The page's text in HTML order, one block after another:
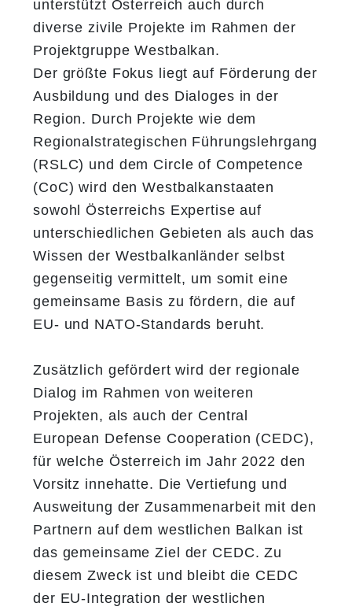
unterstützt Österreich auch durch
diverse zivile Projekte im Rahmen der
Projektgruppe Westbalkan.
Der größte Fokus liegt auf Förderung der
Ausbildung und des Dialoges in der
Region. Durch Projekte wie dem
Regionalstrategischen Führungslehrgang
(RSLC) und dem Circle of Competence
(CoC) wird den Westbalkanstaaten
sowohl Österreichs Expertise auf
unterschiedlichen Gebieten als auch das
Wissen der Westbalkanländer selbst
gegenseitig vermittelt, um somit eine
gemeinsame Basis zu fördern, die auf
EU- und NATO-Standards beruht.​​​​​
Zusätzlich gefördert wird der regionale
Dialog im Rahmen von weiteren
Projekten, als auch der Central
European Defense Cooperation (CEDC),
für welche Österreich im Jahr 2022 den
Vorsitz innehatte. Die Vertiefung und
Ausweitung der Zusammenarbeit mit den
Partnern auf dem westlichen Balkan ist
das gemeinsame Ziel der CEDC. Zu
diesem Zweck ist und bleibt die CEDC
der EU-Integration der westlichen